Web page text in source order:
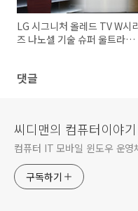
LG 시그니처 올레드 TV W시
즈 나노셀 기술 슈퍼 울트라
댓글
씨디맨의 컴퓨터이야기
컴퓨터 IT 모바일 윈도우 운
구독하기